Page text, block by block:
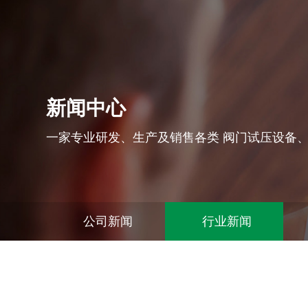
新闻中心
一家专业研发、生产及销售各类 阀门试压设备
公司新闻 行业新闻